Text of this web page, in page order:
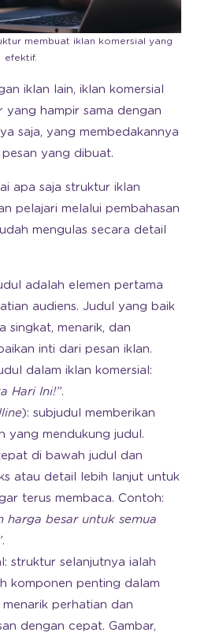
membuat iklan komersial yang
efektif.
iklan lain, iklan komersial
yang hampir sama dengan
saja, yang membedakannya
yang dibuat.
apa saja struktur iklan
pelajari melalui pembahasan
mengulas secara detail
adalah elemen pertama
audiens. Judul yang baik
singkat, menarik, dan
inti dari pesan iklan.
dalam iklan komersial:
Hari Ini!”.
): subjudul memberikan
yang mendukung judul.
di bawah judul dan
atau detail lebih lanjut untuk
terus membaca. Contoh:
harga besar untuk semua
.
struktur selanjutnya ialah
komponen penting dalam
perhatian dan
dengan cepat. Gambar,